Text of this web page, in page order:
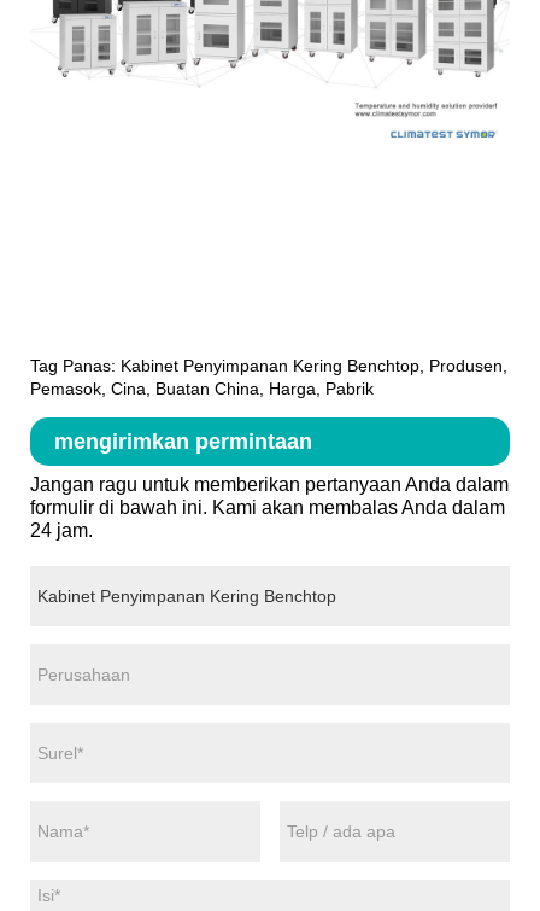
Tag Panas: Kabinet Penyimpanan Kering Benchtop, Produsen,
Pemasok, Cina, Buatan China, Harga, Pabrik
mengirimkan permintaan
Jangan ragu untuk memberikan pertanyaan Anda dalam
formulir di bawah ini. Kami akan membalas Anda dalam
24 jam.